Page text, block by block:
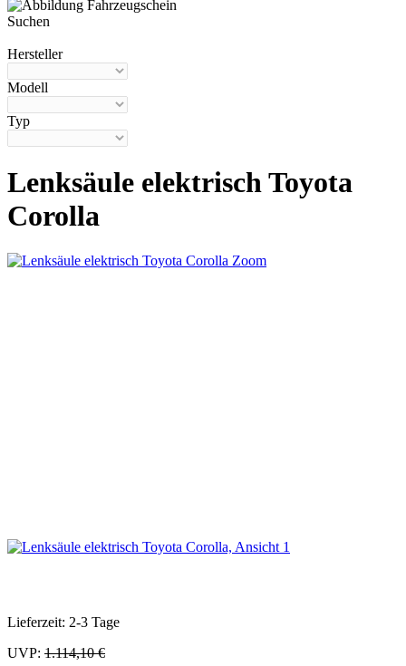
Suchen
Hersteller
Modell
Typ
Lenksäule elektrisch Toyota
Corolla
Zoom
Lieferzeit: 2-3 Tage
UVP: 1.114,10 €